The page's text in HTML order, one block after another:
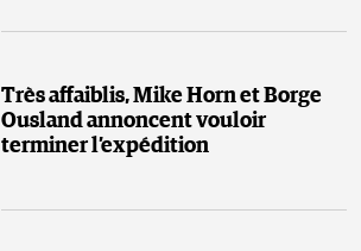
Très affaiblis, Mike Horn et Borge
Ousland annoncent vouloir
terminer l’expédition